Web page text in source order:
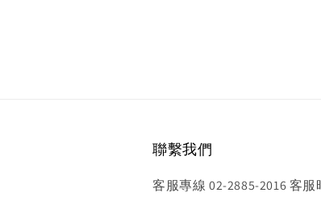
聯繫我們
客服專線 02-2885-2016 客